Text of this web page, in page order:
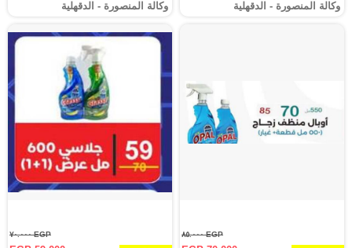
وكالة المنصورة - الدقهلية‎ وكالة المنصورة - الدقهلية‎
EGP ٨٥.٠٠٠ EGP ٧٠.٠٠٠